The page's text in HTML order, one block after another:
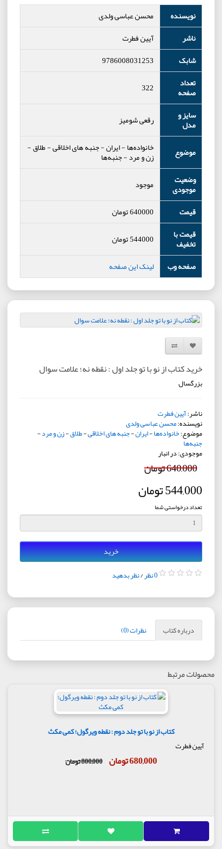
نویسنده
محسن عباسی ولدی
ناشر
آیین فطرت
شابک
9786008031253
تعداد
صفحه
322
سایز و
مدل رقعی شومیز
موضوع خانواده‌ها-ایران-جنبه های اخلاقی-طلاق-
زن و مرد-جنبه‌ها
وضعیت
موجودی
موجود
قیمت
640000تومان
قیمت با
تخفیف 544000تومان
صفحه وب
لینک این صفحه
افزودن به لیست دلخواه
مقایسه این محصول
خرید کتاب از نو با تو جلد اول : نقطه نه؛ علامت سوال
بزرگسال
ناشر:آیین فطرت
نویسنده:محسن عباسی ولدی
موضوع:خانواده‌ها-ایران-جنبه های اخلاقی-طلاق-زن و مرد-
جنبه‌ها
موجودی: در انبار
640,000 تومان
544,000 تومان
تعداد درخواستی شما
خرید
0 نظر /نظر بدهید
درباره کتاب نظرات (0)
محصولات مرتبط
کتاب از نو با تو جلد دوم : نقطه ویرگول؛ کمی مکث
آیین فطرت
680,000 تومان 800,000 تومان